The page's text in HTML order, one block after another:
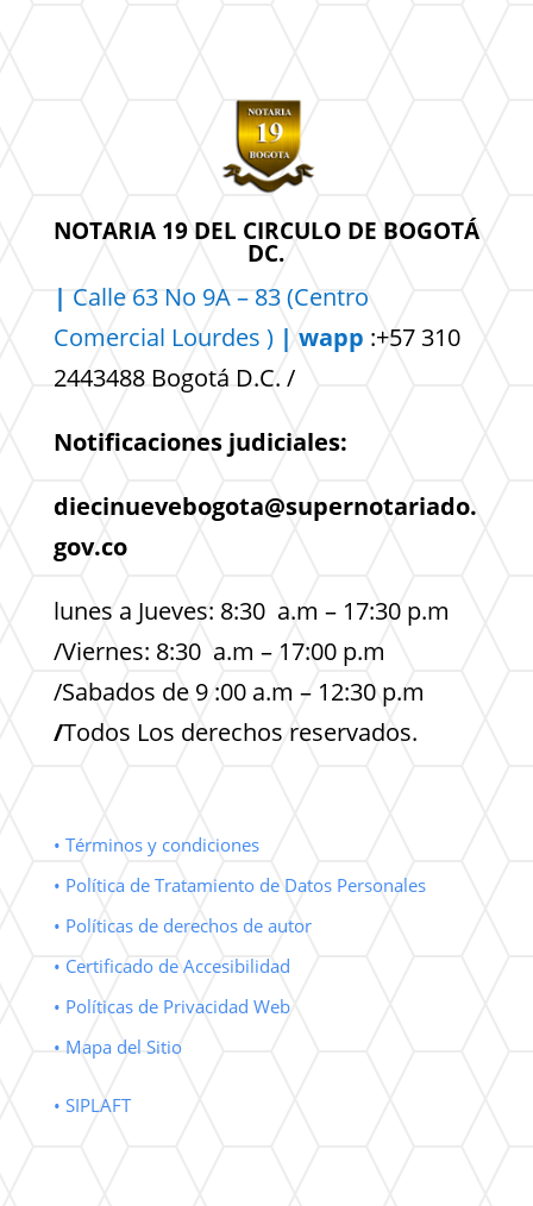
NOTARIA 19 DEL CIRCULO DE BOGOTÁ
DC.
| Calle 63 No 9A – 83 (Centro
Comercial Lourdes ) | wapp :+57 310
2443488 Bogotá D.C. /
Notificaciones judiciales:
diecinuevebogota@supernotariado.
gov.co
lunes a Jueves: 8:30 a.m – 17:30 p.m
/Viernes: 8:30 a.m – 17:00 p.m
/Sabados de 9 :00 a.m – 12:30 p.m
/Todos Los derechos reservados.
• Términos y condiciones
• Política de Tratamiento de Datos Personales
• Políticas de derechos de autor
• Certificado de Accesibilidad
• Políticas de Privacidad Web
• Mapa del Sitio
• SIPLAFT